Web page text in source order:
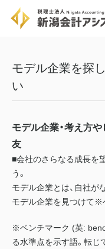
モデル企業を探
い
モデル企業・考え方
友
■会社のさらなる成長を
う。
モデル企業とは、自社が
モデル企業を見つけて※
※ベンチマーク (英:
る水準点を示す語。転じ